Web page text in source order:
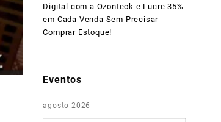
Digital com a Ozonteck e Lucre 35%
em Cada Venda Sem Precisar
Comprar Estoque!
Eventos
agosto 2026